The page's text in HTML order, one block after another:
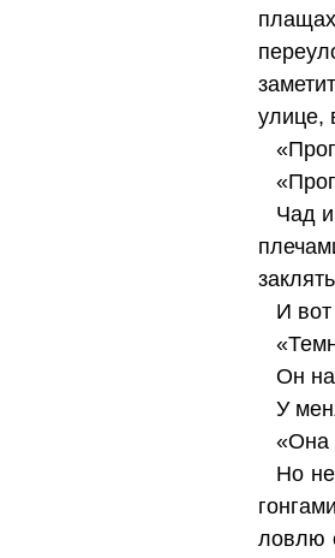
улице,
Чад
И
Он
У
«Она
Но
ловлю